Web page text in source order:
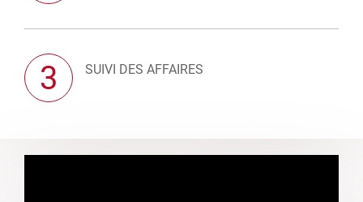
3 SUIVI DES AFFAIRES